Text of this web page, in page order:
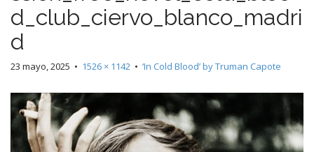
d_club_ciervo_blanco_madri
d
23 mayo, 2025 • 1526 × 1142 • ‘In Cold Blood’ by Truman Capote